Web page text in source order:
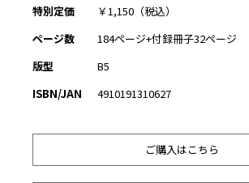
特別定価
￥1,150（税込）
ページ数
184ページ+付録冊子32ページ
版型
B5
ISBN/JAN
4910191310627
ご購入はこちら